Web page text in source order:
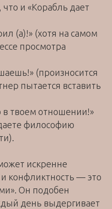
и «Корабль дает
(а)!» (хотя на самом
просмотра
(произносится
пытается вставить
в твоем отношении!»
философию
искренне
и конфликтность — это
Он подобен
день выдергивает